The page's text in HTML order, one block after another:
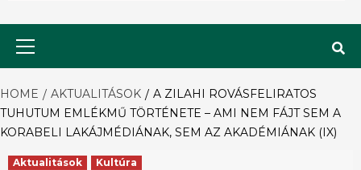
Szilágysági
Szó
HOME AKTUALITÁSOK
A ZILAHI ROVÁSFELIRATOS
TUHUTUM EMLÉKMŰ TÖRTÉNETE – AMI NEM FÁJT SEM A
KORABELI LAKÁJMÉDIÁNAK, SEM AZ AKADÉMIÁNAK (IX)
Aktualitások Kultúra